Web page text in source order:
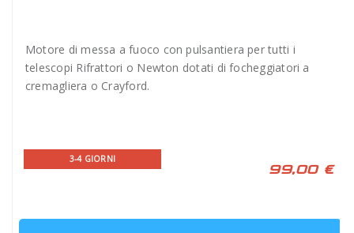
Motore di messa a fuoco con pulsantiera per tutti i
telescopi Rifrattori o Newton dotati di focheggiatori a
cremagliera o Crayford.
3-4 GIORNI
99,00 €